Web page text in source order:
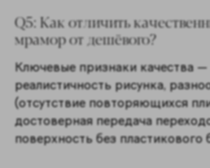
Q5: Как отличить
мрамор от дешёвого?
Ключевые признаки качества —
реалистичность рисунка,
(отсутствие повторяющихся
достоверная передача
поверхность без пластикового